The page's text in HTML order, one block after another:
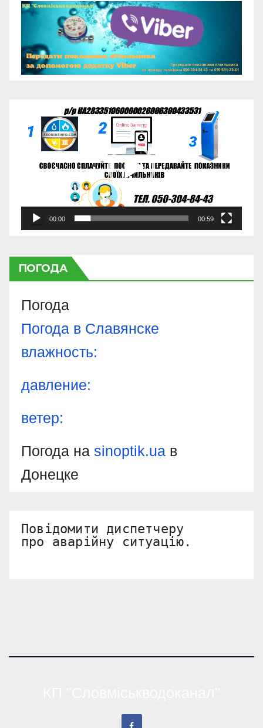
Відеопрогравач
00:00 00:59
ПОГОДА
Погода
Погода в Славянске
влажность:
давление:
ветер:
Погода на sinoptik.ua в
Донецке
Повідомити диспетчеру
про аварійну ситуацію.